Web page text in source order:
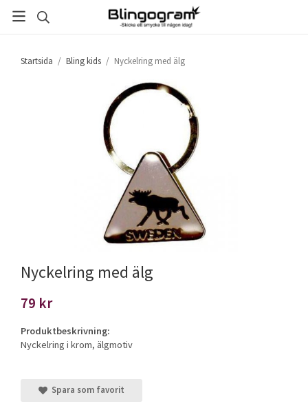
Startsida / Bling kids / Nyckelring med älg
Nyckelring med älg
79 kr
Produktbeskrivning:
Nyckelring i krom, älgmotiv
Spara som favorit